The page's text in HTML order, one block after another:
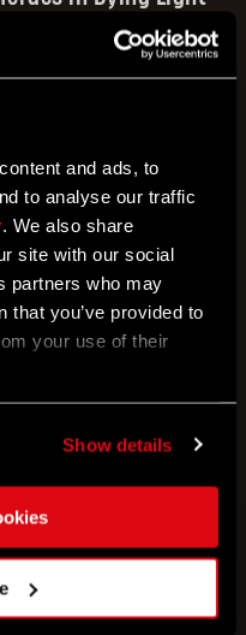
and ads, to
to analyse our traffic
. We also share
site with our social
partners who may
that you’ve provided to
your use of their
Show details
Kopfgelder ab und
gewinnen Sie Waffen